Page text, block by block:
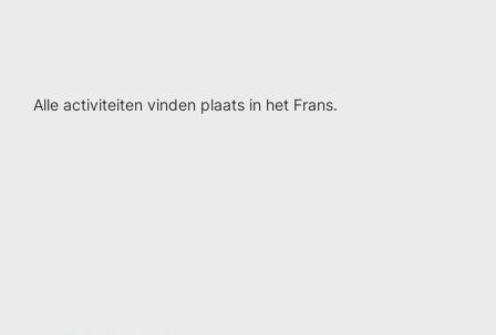
Alle activiteiten vinden plaats in het Frans.